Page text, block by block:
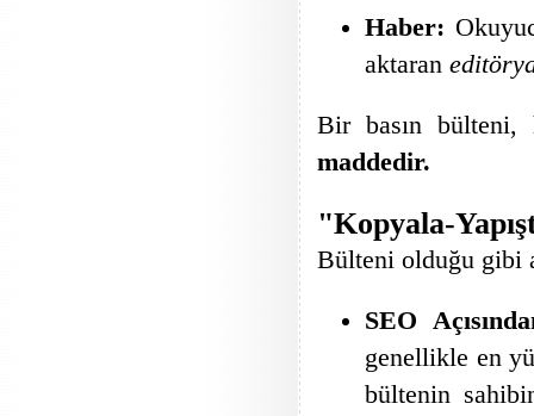
Haber:
aktaran
Bir basın
maddedir.
"Kopyala-
Bülteni olduğu gibi
SEO
genellikle en
bültenin